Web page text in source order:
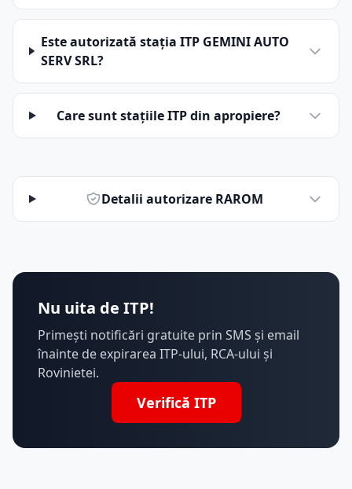
Este autorizată stația ITP GEMINI AUTO
SERV SRL?
Care sunt stațiile ITP din apropiere?
Detalii autorizare RAROM
Nu uita de ITP!
Primești notificări gratuite prin SMS și email
înainte de expirarea ITP-ului, RCA-ului și
Rovinietei.
Verifică ITP